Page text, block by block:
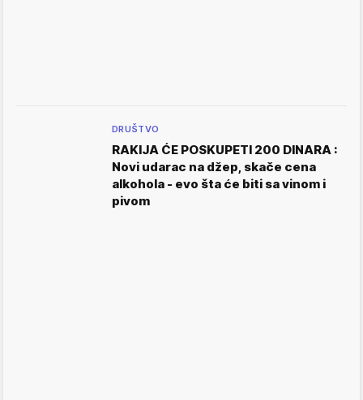
DRUŠTVO
RAKIJA ĆE POSKUPETI 200 DINARA :
Novi udarac na džep, skače cena
alkohola - evo šta će biti sa vinom i
pivom